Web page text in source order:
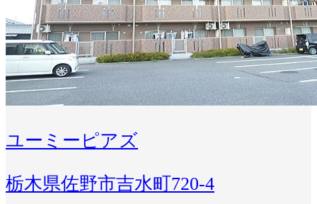
ユーミーピアズ
栃木県佐野市吉水町720-4